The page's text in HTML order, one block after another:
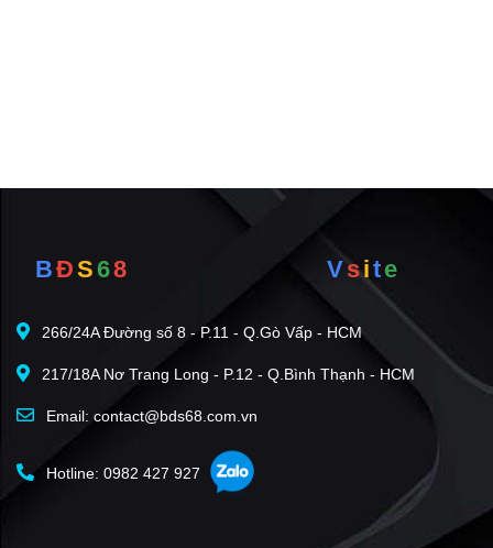
BĐS68 Vsite
266/24A Đường số 8 - P.11 - Q.Gò Vấp - HCM
217/18A Nơ Trang Long - P.12 - Q.Bình Thạnh - HCM
Email: contact@bds68.com.vn
Hotline: 0982 427 927